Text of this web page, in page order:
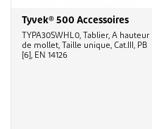
Tyvek® 500 Accessoires
TYPA30SWHL0, Tablier, A hauteur
de mollet, Taille unique, Cat.III, PB
[6], EN 14126